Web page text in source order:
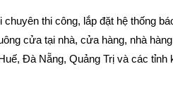
chuyên thi công, lắp đặt hệ thống
cửa tại nhà, cửa hàng, nhà
Đà Nẵng, Quảng Trị và các tỉnh